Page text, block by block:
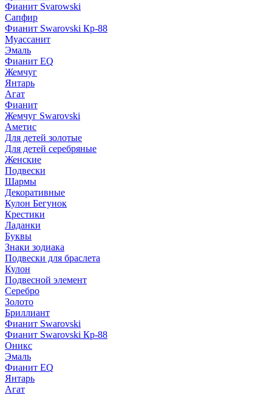
Фианит Svarowski
Сапфир
Фианит Swarovski Кр-88
Муассанит
Эмаль
Фианит EQ
Жемчуг
Янтарь
Агат
Фианит
Жемчуг Swarovski
Аметис
Для детей золотые
Для детей серебряные
Женские
Подвески
Шармы
Декоративные
Кулон Бегунок
Крестики
Ладанки
Буквы
Знаки зодиака
Подвески для браслета
Кулон
Подвесной элемент
Серебро
Золото
Бриллиант
Фианит Swarovski
Фианит Swarovski Кр-88
Оникс
Эмаль
Фианит EQ
Янтарь
Агат